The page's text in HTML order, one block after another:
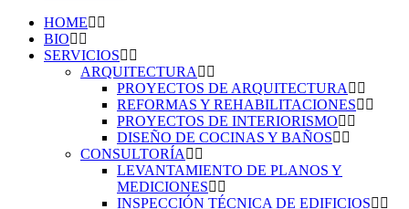
HOME
BIO
SERVICIOS
ARQUITECTURA
PROYECTOS DE ARQUITECTURA
REFORMAS Y REHABILITACIONES
PROYECTOS DE INTERIORISMO
DISEÑO DE COCINAS Y BAÑOS
CONSULTORÍA
LEVANTAMIENTO DE PLANOS Y
MEDICIONES
INSPECCIÓN TÉCNICA DE EDIFICIOS